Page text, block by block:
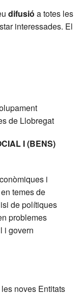
difusió a totes les
interessades. El
de Llobregat
I (BENS)
i
temes de
de polítiques
problemes
i govern
noves Entitats